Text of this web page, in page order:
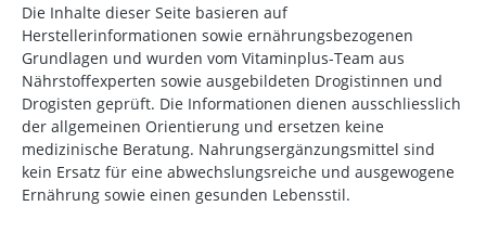
Die Inhalte dieser Seite basieren auf
Herstellerinformationen sowie ernährungsbezogenen
Grundlagen und wurden vom Vitaminplus-Team aus
Nährstoffexperten sowie ausgebildeten Drogistinnen und
Drogisten geprüft. Die Informationen dienen ausschliesslich
der allgemeinen Orientierung und ersetzen keine
medizinische Beratung. Nahrungsergänzungsmittel sind
kein Ersatz für eine abwechslungsreiche und ausgewogene
Ernährung sowie einen gesunden Lebensstil.